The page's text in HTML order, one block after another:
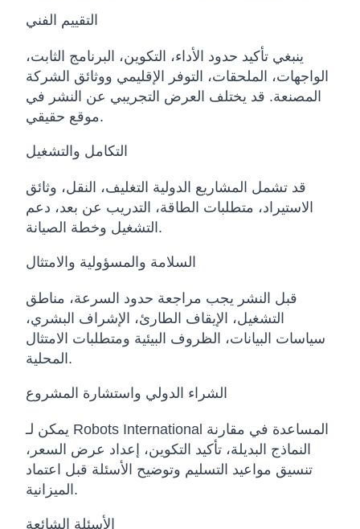
التقييم الفني
ينبغي تأكيد حدود الأداء، التكوين، البرنامج الثابت،
الواجهات، الملحقات، التوفر الإقليمي ووثائق الشركة
المصنعة. قد يختلف العرض التجريبي عن النشر في
موقع حقيقي.
التكامل والتشغيل
قد تشمل المشاريع الدولية التغليف، النقل، وثائق
الاستيراد، متطلبات الطاقة، التدريب عن بعد، دعم
التشغيل وخطة الصيانة.
السلامة والمسؤولية والامتثال
قبل النشر يجب مراجعة حدود السرعة، مناطق
التشغيل، الإيقاف الطارئ، الإشراف البشري،
سياسات البيانات، الظروف البيئية ومتطلبات الامتثال
المحلية.
الشراء الدولي واستشارة المشروع
يمكن لـ Robots International المساعدة في مقارنة
النماذج البديلة، تأكيد التكوين، إعداد عرض السعر،
تنسيق مواعيد التسليم وتوضيح الأسئلة قبل اعتماد
الميزانية.
الأسئلة الشائعة